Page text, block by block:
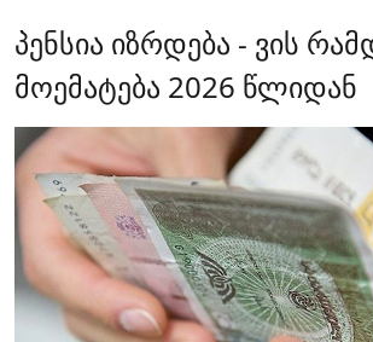
პენსია იზრდება - ვის
მოემატება 2026 წლიდან